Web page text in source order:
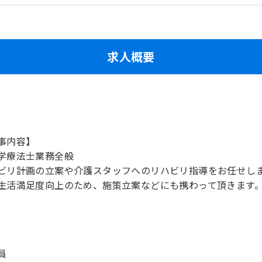
求人概要
内容】
療法士業務全般
リ計画の立案や介護スタッフへのリハビリ指導をお任せし
活満足度向上のため、施策立案などにも携わって頂きます